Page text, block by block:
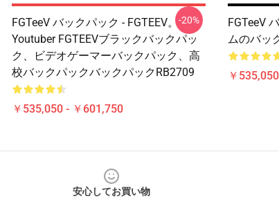
FGTeeV バックパック - FGTEEV。
Youtuber FGTEEVブラックバックパッ
ク、ビデオゲーマーバックパック、高
校バックパックバックパックRB2709
￥535,050 - ￥601,750
-20%
FGTeeV
ムのバッ
￥
安心してお買い物